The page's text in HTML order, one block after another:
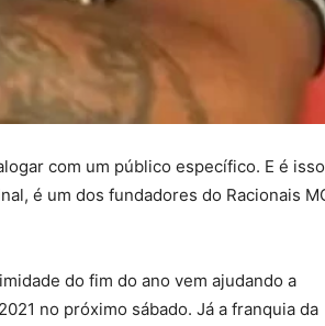
com um público específico. E é
é um dos fundadores do Racionais
do fim do ano vem ajudando a
no próximo sábado. Já a franquia da